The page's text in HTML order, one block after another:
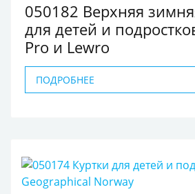
050182 Верхняя
для детей и
Pro и Lewro
ПОДРОБНЕЕ